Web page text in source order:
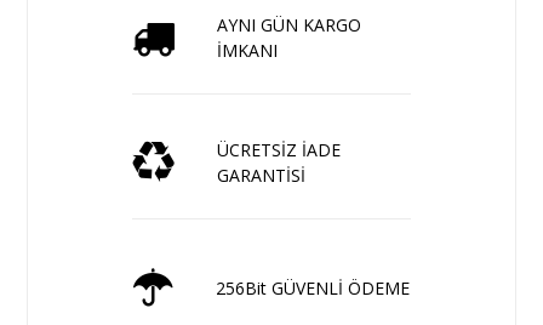
AYNI GÜN KARGO
İMKANI
ÜCRETSİZ İADE
GARANTİSİ
256Bit GÜVENLİ ÖDEME